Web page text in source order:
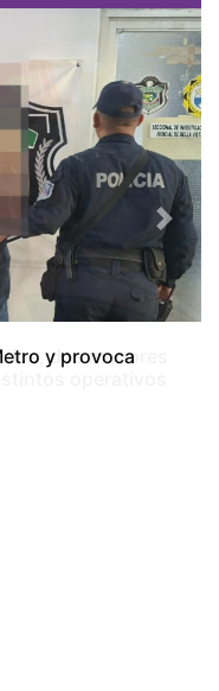
dos menores
operativos
Next